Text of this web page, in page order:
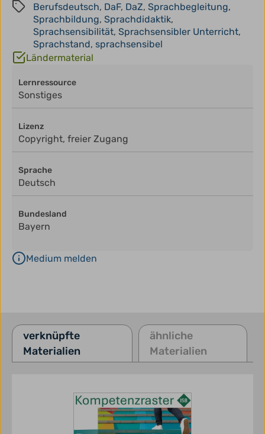
Berufsdeutsch, DaF, DaZ, Sprachbegleitung,
Sprachbildung, Sprachdidaktik,
Sprachsensibilität, Sprachsensibler Unterricht,
Sprachstand, sprachsensibel
Ländermaterial
Lernressource
Sonstiges
Lizenz
Copyright, freier Zugang
Sprache
Deutsch
Bundesland
Bayern
Medium melden
verknüpfte
Materialien
ähnliche
Materialien